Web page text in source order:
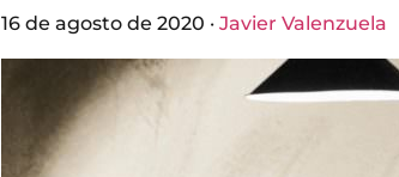
16 de agosto de 2020 · Javier Valenzuela